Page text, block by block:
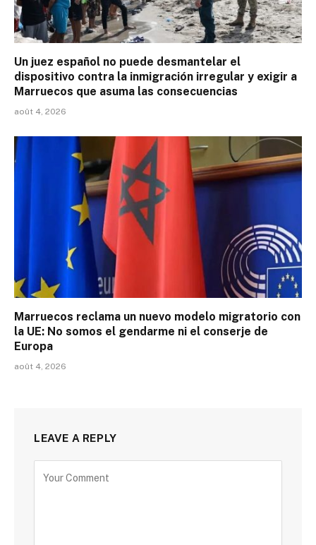
Un juez español no puede desmantelar el
dispositivo contra la inmigración irregular y exigir a
Marruecos que asuma las consecuencias
août 4, 2026
Marruecos reclama un nuevo modelo migratorio con
la UE: No somos el gendarme ni el conserje de
Europa
août 4, 2026
LEAVE A REPLY